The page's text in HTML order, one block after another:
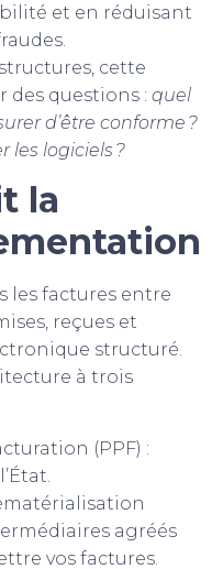
et en réduisant
cette
des questions : quel
d’être conforme ?
les logiciels ?
la
les factures entre
reçues et
structuré.
à trois
(PPF) :
agréés
vos factures.